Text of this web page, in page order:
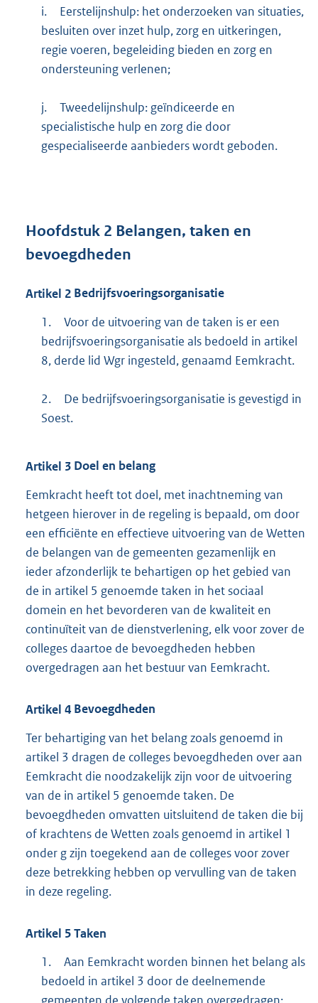
i.
Eerstelijnshulp: het onderzoeken van situaties,
besluiten over inzet hulp, zorg en uitkeringen,
regie voeren, begeleiding bieden en zorg en
ondersteuning verlenen;
j.
Tweedelijnshulp: geïndiceerde en
specialistische hulp en zorg die door
gespecialiseerde aanbieders wordt geboden.
Hoofdstuk 2 Belangen, taken en
bevoegdheden
Artikel 2 Bedrijfsvoeringsorganisatie
1.
Voor de uitvoering van de taken is er een
bedrijfsvoeringsorganisatie als bedoeld in artikel
8, derde lid Wgr ingesteld, genaamd Eemkracht.
2.
De bedrijfsvoeringsorganisatie is gevestigd in
Soest.
Artikel 3 Doel en belang
Eemkracht heeft tot doel, met inachtneming van
hetgeen hierover in de regeling is bepaald, om door
een efficiënte en effectieve uitvoering van de Wetten
de belangen van de gemeenten gezamenlijk en
ieder afzonderlijk te behartigen op het gebied van
de in artikel 5 genoemde taken in het sociaal
domein en het bevorderen van de kwaliteit en
continuïteit van de dienstverlening, elk voor zover de
colleges daartoe de bevoegdheden hebben
overgedragen aan het bestuur van Eemkracht.
Artikel 4 Bevoegdheden
Ter behartiging van het belang zoals genoemd in
artikel 3 dragen de colleges bevoegdheden over aan
Eemkracht die noodzakelijk zijn voor de uitvoering
van de in artikel 5 genoemde taken. De
bevoegdheden omvatten uitsluitend de taken die bij
of krachtens de Wetten zoals genoemd in artikel 1
onder g zijn toegekend aan de colleges voor zover
deze betrekking hebben op vervulling van de taken
in deze regeling.
Artikel 5Taken
1.
Aan Eemkracht worden binnen het belang als
bedoeld in artikel 3 door de deelnemende